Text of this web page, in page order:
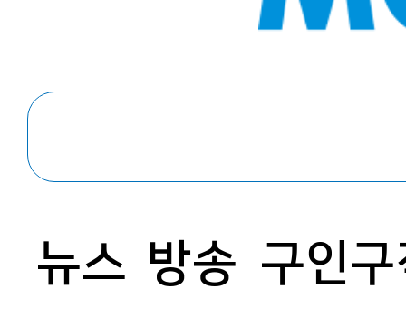
뉴스 방송 구인
1